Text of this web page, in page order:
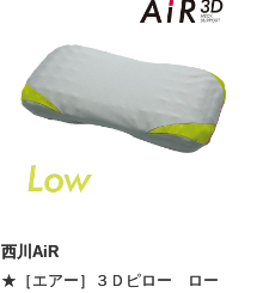
西川AiR
★［エアー］３Ｄピロー ロー